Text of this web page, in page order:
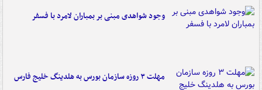
وجود شواهدی مبنی بر بمباران لامرد با فسفر
مهلت ۳ روزه سازمان بورس به هلدینگ خلیج فارس